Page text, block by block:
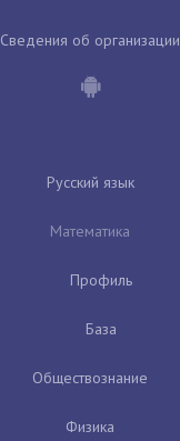
Сведения об организации
Русский язык
Математика
Профиль
База
Обществознание
Физика